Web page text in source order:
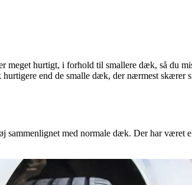
meget hurtigt, i forhold til smallere dæk, så du
end de smalle dæk, der nærmest skærer
sammenlignet med normale dæk. Der har